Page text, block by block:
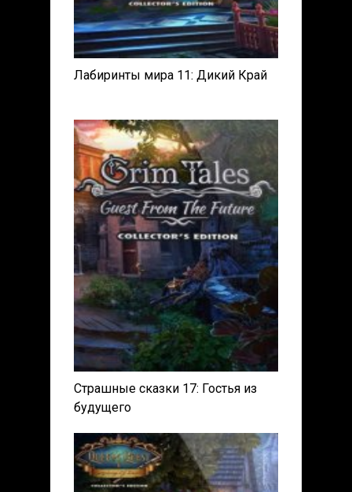
Лабиринты мира 11: Дикий Край
Страшные сказки 17: Гостья из
будущего